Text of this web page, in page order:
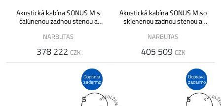
Akustická kabína SONUS M s
čalúnenou zadnou stenou a
NARBUTAS
378 222 CZK
Akustická kabína SONUS M so
sklenenou zadnou stenou a
NARBUTAS
405 509 CZK
Doprava
zadarmo
5
Doprava
zadarmo
5